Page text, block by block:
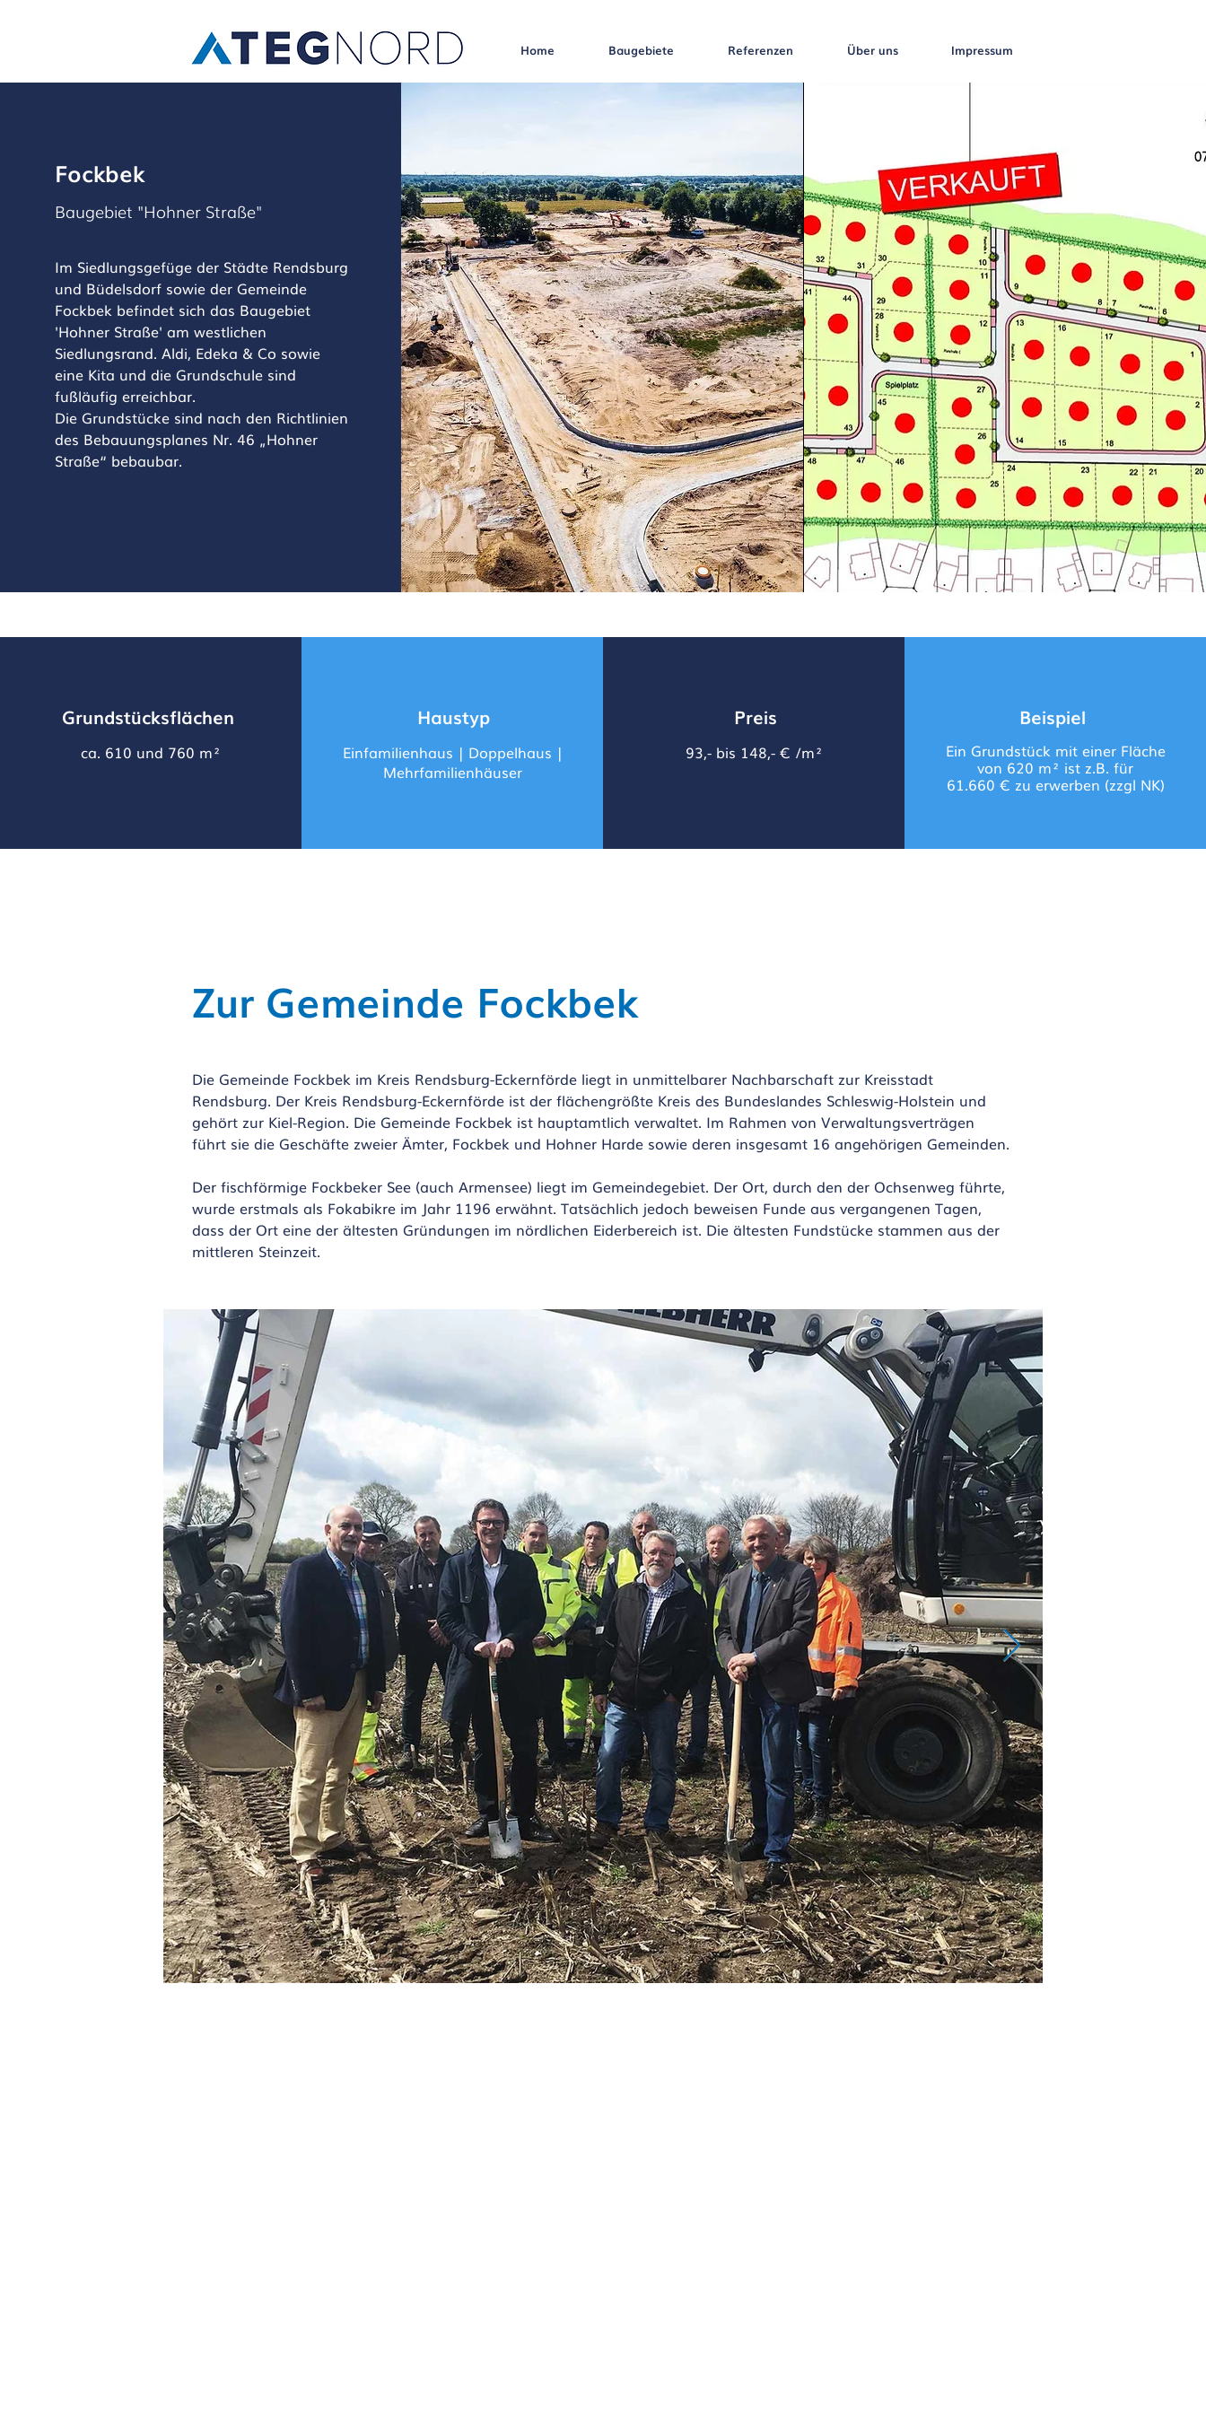
Home Baugebiete Referenzen Über uns Impressum
Fockbek
Baugebiet "Hohner Straße"
Im Siedlungsgefüge der Städte Rendsburg
und Büdelsdorf sowie der Gemeinde
Fockbek befindet sich das Baugebiet
'Hohner Straße' am westlichen
Siedlungsrand. Aldi, Edeka & Co sowie
eine Kita und die Grundschule sind
fußläufig erreichbar.
Die Grundstücke sind nach den Richtlinien
des Bebauungsplanes Nr. 46 „Hohner
Straße“ bebaubar.
Grundstücksflächen
ca. 610 und 760 m²
Haustyp
Einfamilienhaus | Doppelhaus |
Mehrfamilienhäuser
Preis
93,- bis 148,- € /m²
Beispiel
Ein Grundstück mit einer Fläche
von 620 m² ist z.B. für
61.660 € zu erwerben (zzgl NK)
Zur Gemeinde Fockbek
Die Gemeinde Fockbek im Kreis Rendsburg-Eckernförde liegt in unmittelbarer Nachbarschaft zur Kreisstadt
Rendsburg. Der Kreis Rendsburg-Eckernförde ist der flächengrößte Kreis des Bundeslandes Schleswig-Holstein und
gehört zur Kiel-Region. Die Gemeinde Fockbek ist hauptamtlich verwaltet. Im Rahmen von Verwaltungsverträgen
führt sie die Geschäfte zweier Ämter, Fockbek und Hohner Harde sowie deren insgesamt 16 angehörigen Gemeinden.
Der fischförmige Fockbeker See (auch Armensee) liegt im Gemeindegebiet. Der Ort, durch den der Ochsenweg führte,
wurde erstmals als Fokabikre im Jahr 1196 erwähnt. Tatsächlich jedoch beweisen Funde aus vergangenen Tagen,
dass der Ort eine der ältesten Gründungen im nördlichen Eiderbereich ist. Die ältesten Fundstücke stammen aus der
mittleren Steinzeit.